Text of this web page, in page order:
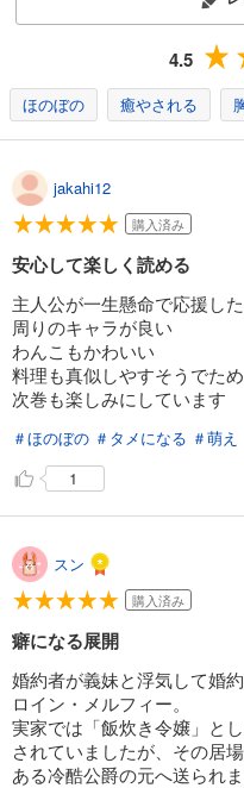
4.5
ほのぼの 癒やされる
jakahi12
購入済み
安心して楽しく読める
主人公が一生懸命で応援し
周りのキャラが良い
わんこもかわいい
料理も真似しやすそうでた
次巻も楽しみにしています
＃ほのぼの ＃タメになる ＃萌え
1
スン
購入済み
癖になる展開
婚約者が義妹と浮気して婚
ロイン・メルフィー。
実家では「飯炊き令嬢」と
されていましたが、その居場
ある冷酷公爵の元へ送られま